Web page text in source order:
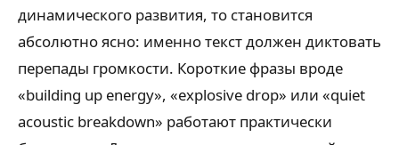
динамического развития, то становится
абсолютно ясно: именно текст должен диктовать
перепады громкости. Короткие фразы вроде
«building up energy», «explosive drop» или «quiet
acoustic breakdown» работают практически